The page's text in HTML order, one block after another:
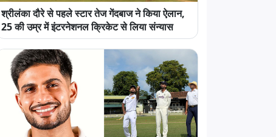
श्रीलंका दौरे से पहले स्टार तेज गेंदबाज ने किया ऐलान,
25 की उम्र में इंटरनेशनल क्रिकेट से लिया संन्यास